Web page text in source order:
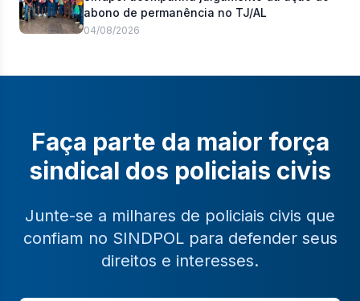
abono de permanência no TJ/AL
04/08/2026
Faça parte da maior força
sindical dos policiais civis
Junte-se a milhares de policiais civis que
confiam no SINDPOL para defender seus
direitos e interesses.